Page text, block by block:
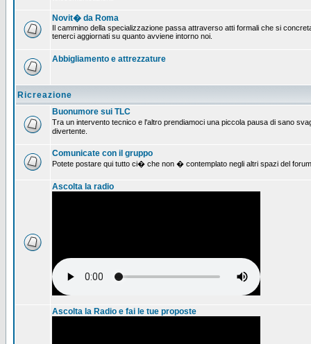
Novit� da Roma
Il cammino della specializzazione passa attraverso atti formali che si
tenerci aggiornati su quanto avviene intorno noi.
Abbigliamento e attrezzature
Ricreazione
Buonumore sui TLC
Tra un intervento tecnico e l'altro prendiamoci una piccola pausa di sano
divertente.
Comunicate con il gruppo
Potete postare qui tutto ci� che non � contemplato negli altri spazi del
Ascolta la radio
Ascolta la Radio e fai le tue proposte